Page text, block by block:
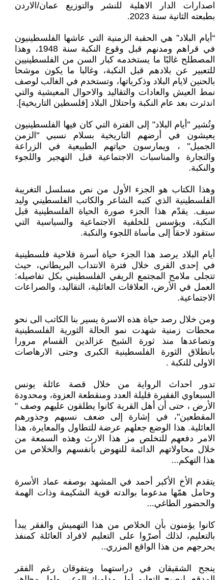
اصدارات الدار الاهلية للنشر والتوزيع عمان/الاردن
بطبعته الثانية سنة 2023.
“أيام البلاد” هي الحقبة الزمنية التي عاشها الفلسطينيون
في قراهم ومدنهم قبل وقوع النكبة سنة 1948، وهذا
المصطلح غالبًا ما يستخدمه كبار السن من الفلسطينيين
للتعبير عن بلادهم قبل النكبة، وغالبا ما يكون موشحا
بالحنين لايام البلاد وذكرياتها، وتستخدم في الغالب لوصف
نمط العيش والعادات والتقاليد والاحوال المعيشية والتي
اندثرت بعد عام النكبة واحتلال البلاد [فلسطين التاريخية].
وتُشير "أيام البلاد" إلى الفترة التي كان فيها الفلسطينيون
يعيشون في أرضهم التاريخية بسلام نسبي "الزمن
الجميل" ، ويمارسون حياتهم الطبيعية في الزراعة
والتجارة والمناسبات الاجتماعية قبل التهجير واللجوء
والنكبة.
وهذا الكتاب هو الجزء الأول من نص مسلسل التغريبة
الفلسطينية الذي كتبه الشاعر والكاتب الفلسطيني وليد
سيف. يقدّم هذا الجزء صورة الحياة الفلسطينية قبل
النكبة، ويؤسس للخلفية الاجتماعية والسياسية التي
ستقود لاحقاً إلى مأساة اللجوء والنكبة.
أيام البلاد يرصد هذا الجزء حياة أسرة فلاحية فلسطينية
في إحدى القرى خلال فترة الانتداب البريطاني، حيث
تتجلى ملامح المجتمع الريفي الفلسطيني بكل تفاصيله:
العمل في الأرض، العلاقات العائلية، التقاليد، والصراعات
الاجتماعية.
ومن خلال رصد حياة هذه الاسرة يسير بنا الكاتب الى نحو
محطات زمنية شهدت نمو الحالة الثورية الفلسطينية
وتصاعدها منذ ثورة الشيخ عزالدين القسام مرورا
بانطلاق الثورة الفلسطينية الكبرى وحتى الارهاصات
الاولى للنكبة .
تدور احداث الرواية من خلال قصة عائلة يونس
السبعاوي الفقيرة قليلة العدد ومنقطعة العزوة، ومحدودة
الأرض ، حتى أن أهل القرية كانوا يطلقون عليهم وصف "
المقطعين"، في إشارة إلى ضعف نسبهم وجذورهم
العائلية. هذا الوضع جعلهم عرضة للتطاول والمعايرة، هذا
الامر دفعهم للتخلص مز هذا الارث وهذه السمعة من
خلال محاولاتهم الدائمة للنهوض بأنفسهم والخلاص من
هذا التهكم...
يتقدم الأخ الأكبر أحمد في المشهد بوصفه عماد الأسرة
وحامل همّها مدعوما بوالدته قوية الشكيمة وذات الهمة
والحضور الطاغي...
كانوا يؤمنون بأن الخلاص من هذا التهميش والفقر يبدأ
بالتعليم، لذلك أصرّوا على التعليم لافراد العائلة كمنفذ
يحرجهم من هذا الواقع المزري..
ينجح الشقيقان في دراستهما ويتفوقان رغم الفقر